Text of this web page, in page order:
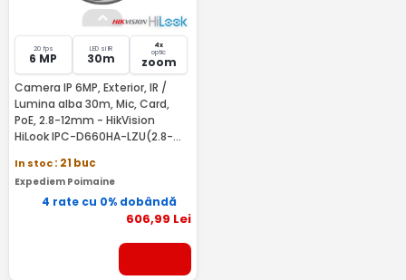
20 fps
6 MP
LED si IR
30m
4x
optic
zoom
Camera IP 6MP, Exterior, IR /
Lumina alba 30m, Mic, Card,
PoE, 2.8-12mm - HikVision
HiLook IPC-D660HA-LZU(2.8-
In stoc: 21 buc
Expediem Poimaine
4 rate cu 0% dobândă
606,99 Lei